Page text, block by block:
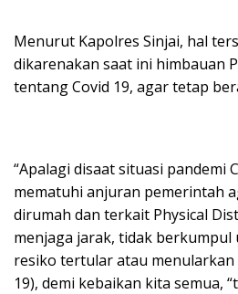
Menurut Kapolres Sinjai, hal
dikarenakan saat ini himbauan
tentang Covid 19, agar tetap
“Apalagi disaat situasi pandemi
mematuhi anjuran pemerintah
dirumah dan terkait Physical
menjaga jarak, tidak
resiko tertular atau menularkan
19), demi kebaikan kita semua,